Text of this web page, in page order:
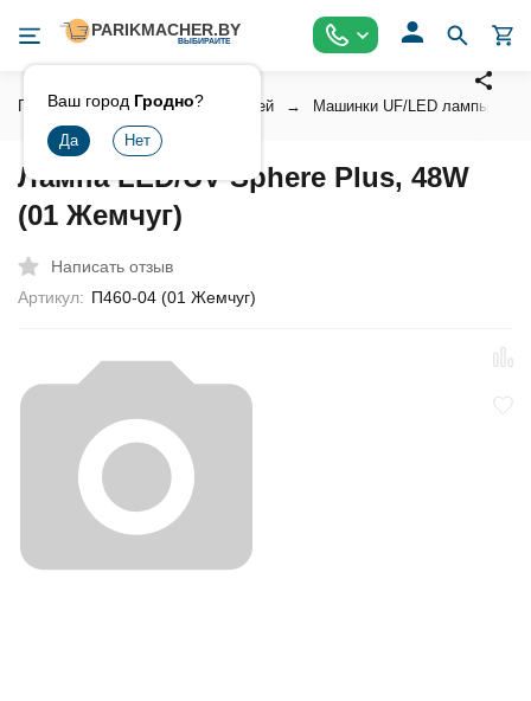
Ваш город Гродно?
Главная Косметика для ногтей Машинки UF/LED лампы для
Лампа LED/UV Sphere Plus, 48W
(01 Жемчуг)
Написать отзыв
Артикул: П460-04 (01 Жемчуг)